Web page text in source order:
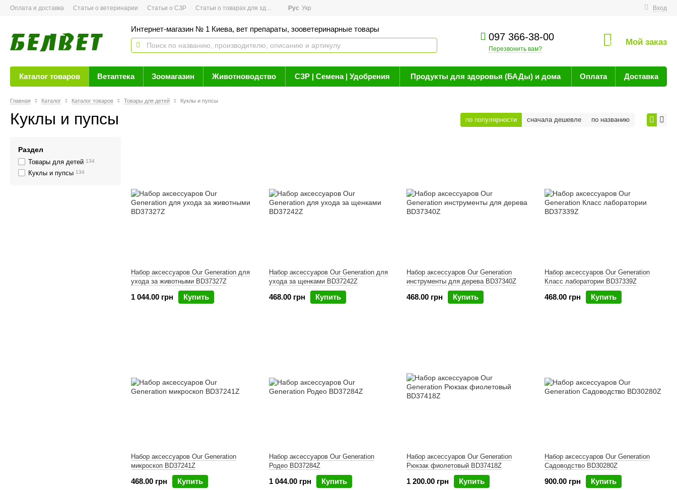
Оплата и доставка Статьи о ветеринарии Статьи о СЗР Статьи о товарах для здоровья Новости Вход
Рус Укр
Интернет-магазин № 1 Киева, вет препараты, зооветеринарные товары
097 366-38-00
Перезвонить вам?
0 Мой заказ
Каталог товаров Ветаптека Зоомагазин Животноводство СЗР | Семена | Удобрения Продукты для здоровья (БАДы) и дома Оплата Доставка
Главная Каталог Каталог товаров Товары для детей Куклы и пупсы
Куклы и пупсы по популярности сначала дешевле по названию
Набор аксессуаров Our Generation для
ухода за животными BD37327Z
1 044.00 грн Купить
Набор аксессуаров Our Generation для
ухода за щенками BD37242Z
468.00 грн Купить
Набор аксессуаров Our Generation
инструменты для дерева BD37340Z
468.00 грн Купить
Набор аксессуаров Our Generation
Класс лаборатории BD37339Z
468.00 грн Купить
Набор аксессуаров Our Generation
микроскоп BD37241Z
468.00 грн Купить
Набор аксессуаров Our Generation
Родео BD37284Z
1 044.00 грн Купить
Набор аксессуаров Our Generation
Рюкзак фиолетовый BD37418Z
1 200.00 грн Купить
Набор аксессуаров Our Generation
Садоводство BD30280Z
900.00 грн Купить
Раздел
Товары для детей 134
Куклы и пупсы 134